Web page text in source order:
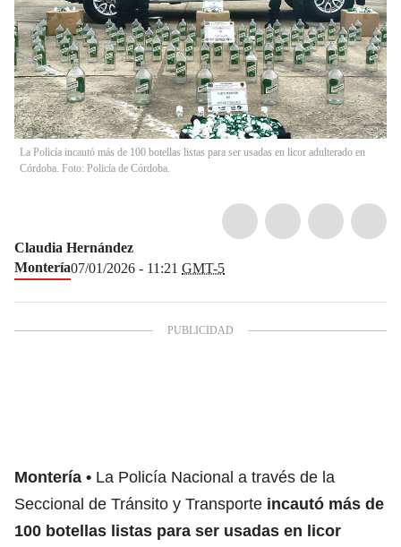
La Policía incautó más de 100 botellas listas para ser usadas en licor adulterado en
Córdoba. Foto: Policía de Córdoba.
Claudia Hernández
Montería07/01/2026 - 11:21 GMT-5
Montería
La Policía Nacional a través de la
Seccional de Tránsito y Transporte incautó más de
100 botellas listas para ser usadas en licor